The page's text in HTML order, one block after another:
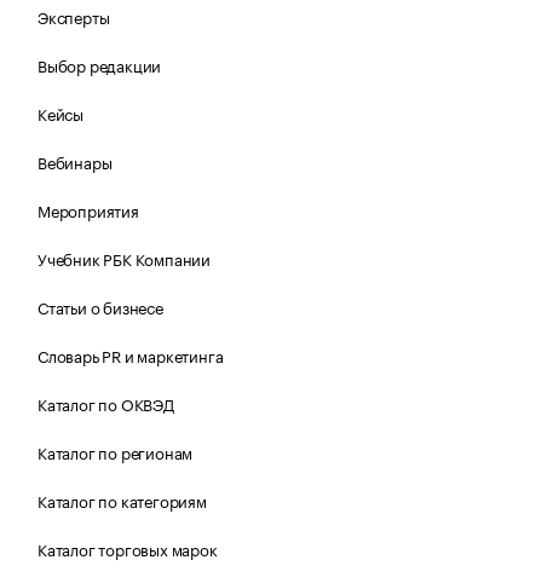
Эксперты
Выбор редакции
Кейсы
Вебинары
Мероприятия
Учебник РБК Компании
Статьи о бизнесе
Словарь PR и маркетинга
Каталог по ОКВЭД
Каталог по регионам
Каталог по категориям
Каталог торговых марок